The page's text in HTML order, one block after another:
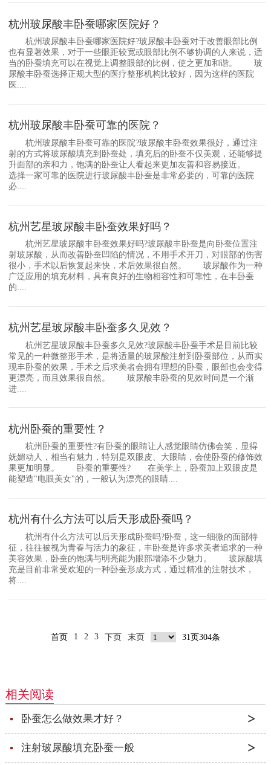
杭州玻尿酸丰卧蚕哪家医院好？
杭州玻尿酸丰卧蚕哪家医院好?玻尿酸丰卧蚕对于改善眼部比例
也有显著效果，对于一些眼距较宽或眼部比例不够协调的人来说，适
当的卧蚕填充可以在视觉上调整眼部的比例，使之更加和谐。 玻
尿酸丰卧蚕选择正规大型的医疗整形机构比较好，因为这样的医院
医....
杭州玻尿酸丰卧蚕可靠的医院？
杭州玻尿酸丰卧蚕可靠的医院?玻尿酸丰卧蚕效果很好，通过注
射的方式将玻尿酸填充到卧蚕处，填充后的卧蚕不仅美观，还能够提
升面部的亲和力，饱满的卧蚕让人看起来更加友善和容易接近。
选择一家可靠的医院进行玻尿酸丰卧蚕是非常必要的，可靠的医院
必....
杭州艺星玻尿酸丰卧蚕效果好吗？
杭州艺星玻尿酸丰卧蚕效果好吗?玻尿酸丰卧蚕是向卧蚕位置注
射玻尿酸，从而改善卧蚕凹陷的情况，不用手术开刀，对眼部的伤害
很小，手术以后恢复起来快，术后效果很自然。 玻尿酸作为一种
广泛应用的填充材料，具有良好的生物相容性和可靠性，在丰卧蚕
的....
杭州艺星玻尿酸丰卧蚕多久见效？
杭州艺星玻尿酸丰卧蚕多久见效?玻尿酸丰卧蚕手术是目前比较
常见的一种微整形手术，是将适量的玻尿酸注射到卧蚕部位，从而实
现丰卧蚕的效果，手术之后求美者会拥有理想的卧蚕，眼部也会变得
更漂亮，而且效果很自然。 玻尿酸丰卧蚕的见效时间是一个渐
进....
杭州卧蚕的重要性？
杭州卧蚕的重要性?有卧蚕的眼睛让人感觉眼睛仿佛会笑，显得
妩媚动人，相当有魅力，特别是双眼皮、大眼睛，会使卧蚕的修饰效
果更加明显。 卧蚕的重要性? 在美学上，卧蚕加上双眼皮是
能塑造"电眼美女"的，一般认为漂亮的眼睛....
杭州有什么方法可以后天形成卧蚕吗？
杭州有什么方法可以后天形成卧蚕吗?卧蚕，这一细微的面部特
征，往往被视为青春与活力的象征，丰卧蚕是许多求美者追求的一种
美容效果，卧蚕的饱满与明亮能为眼部增添不少魅力。 玻尿酸填
充是目前非常受欢迎的一种卧蚕形成方式，通过精准的注射技术，
将....
首页 1 2 3 下页 末页 31页304条
相关阅读
卧蚕怎么做效果才好？
注射玻尿酸填充卧蚕一般